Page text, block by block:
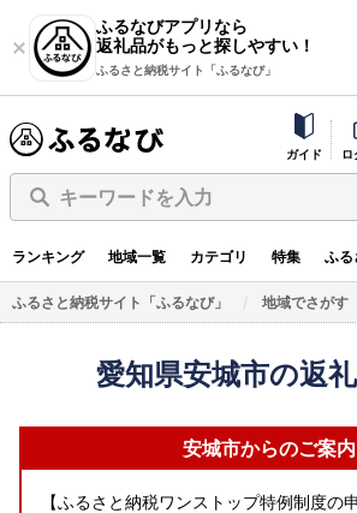
ふるなびアプリなら
返礼品がもっと探しやすい！
ふるさと納税サイト「ふるなび」
ガイド ロ
キーワードを入力
ランキング 地域一覧 カテゴリ 特集 ふる
ふるさと納税サイト「ふるなび」 地域でさがす
愛知県安城市の返
安城市からのご案内
【ふるさと納税ワンストップ特例制度の